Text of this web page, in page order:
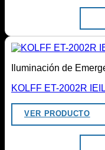
Iluminación de
KOLFF ET-2002R
VER PRODUCTO